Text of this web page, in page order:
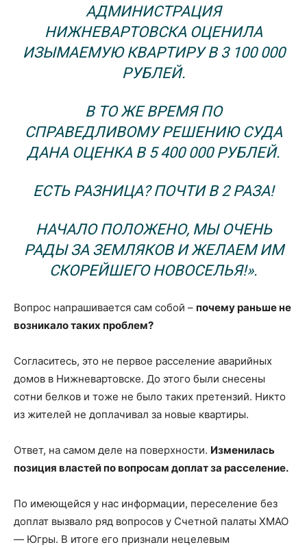
АДМИНИСТРАЦИЯ
НИЖНЕВАРТОВСКА ОЦЕНИЛА
ИЗЫМАЕМУЮ КВАРТИРУ В 3 100 000
РУБЛЕЙ.
В ТО ЖЕ ВРЕМЯ ПО
СПРАВЕДЛИВОМУ РЕШЕНИЮ СУДА
ДАНА ОЦЕНКА В 5 400 000 РУБЛЕЙ.
ЕСТЬ РАЗНИЦА? ПОЧТИ В 2 РАЗА!
НАЧАЛО ПОЛОЖЕНО, МЫ ОЧЕНЬ
РАДЫ ЗА ЗЕМЛЯКОВ И ЖЕЛАЕМ ИМ
СКОРЕЙШЕГО НОВОСЕЛЬЯ!».
Вопрос напрашивается сам собой – почему раньше не
возникало таких проблем?
Согласитесь, это не первое расселение аварийных
домов в Нижневартовске. До этого были снесены
сотни белков и тоже не было таких претензий. Никто
из жителей не доплачивал за новые квартиры.
Ответ, на самом деле на поверхности. Изменилась
позиция властей по вопросам доплат за расселение.
По имеющейся у нас информации, переселение без
доплат вызвало ряд вопросов у Счетной палаты ХМАО
— Югры. В итоге его признали нецелевым